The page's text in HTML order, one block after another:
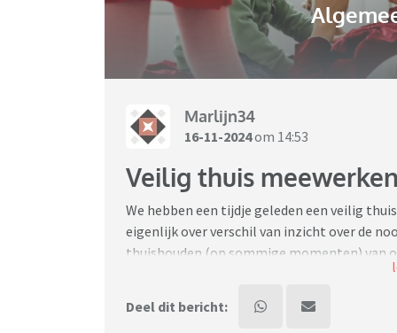
Marlijn34
16-11-2024om 14:53
Veilig thuis
We hebben een tijdje geleden een veilig
eigenlijk over verschil van inzicht over de
thuishouden (op sommige momenten) van
Onze dochter is 11 en heeft autisme. Ze is
Deel dit bericht: